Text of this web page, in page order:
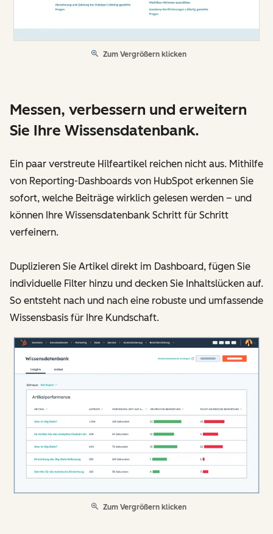
Zum Vergrößern klicken
Messen, verbessern und erweitern
Sie Ihre Wissensdatenbank.
Ein paar verstreute Hilfeartikel reichen nicht aus. Mithilfe
von Reporting-Dashboards von HubSpot erkennen Sie
sofort, welche Beiträge wirklich gelesen werden – und
können Ihre Wissensdatenbank Schritt für Schritt
verfeinern.
Duplizieren Sie Artikel direkt im Dashboard, fügen Sie
individuelle Filter hinzu und decken Sie Inhaltslücken auf.
So entsteht nach und nach eine robuste und umfassende
Wissensbasis für Ihre Kundschaft.
Zum Vergrößern klicken